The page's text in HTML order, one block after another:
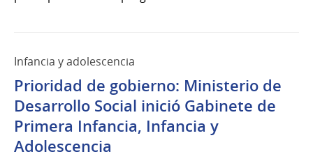
Infancia y adolescencia
Prioridad de gobierno: Ministerio de
Desarrollo Social inició Gabinete de
Primera Infancia, Infancia y
Adolescencia